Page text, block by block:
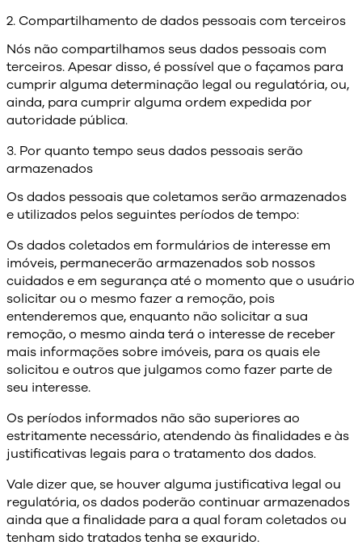
2. Compartilhamento de dados pessoais com terceiros
Nós não compartilhamos seus dados pessoais com
terceiros. Apesar disso, é possível que o façamos para
cumprir alguma determinação legal ou regulatória, ou,
ainda, para cumprir alguma ordem expedida por
autoridade pública.
3. Por quanto tempo seus dados pessoais serão
armazenados
Os dados pessoais que coletamos serão armazenados
e utilizados pelos seguintes períodos de tempo:
Os dados coletados em formulários de interesse em
imóveis, permanecerão armazenados sob nossos
cuidados e em segurança até o momento que o usuário
solicitar ou o mesmo fazer a remoção, pois
entenderemos que, enquanto não solicitar a sua
remoção, o mesmo ainda terá o interesse de receber
mais informações sobre imóveis, para os quais ele
solicitou e outros que julgamos como fazer parte de
seu interesse.
Os períodos informados não são superiores ao
estritamente necessário, atendendo às finalidades e às
justificativas legais para o tratamento dos dados.
Vale dizer que, se houver alguma justificativa legal ou
regulatória, os dados poderão continuar armazenados
ainda que a finalidade para a qual foram coletados ou
tenham sido tratados tenha se exaurido.